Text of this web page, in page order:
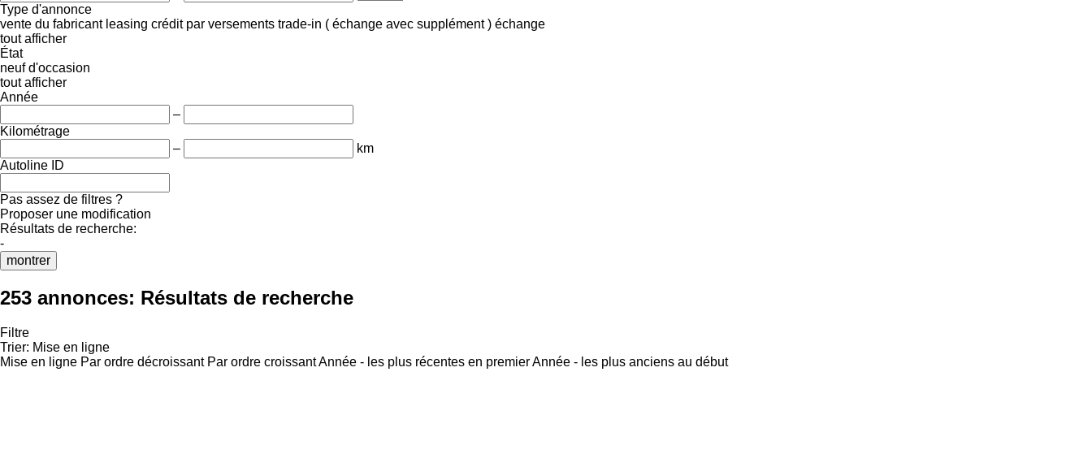
Type d'annonce
vente du fabricant leasing crédit par versements trade-in ( échange avec supplément ) échange
tout afficher
État
neuf d'occasion
tout afficher
Année
–
Kilométrage
–
km
Autoline ID
Pas assez de filtres ?
Proposer une modification
Résultats de recherche:
-
montrer
253 annonces: Résultats de recherche
Filtre
Trier: Mise en ligne
Mise en ligne Par ordre décroissant Par ordre croissantAnnée - les plus récentes en premierAnnée - les plus anciens au début